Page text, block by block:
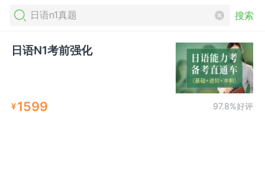
搜索
日语N1考前强化
¥1599 97.8%好评